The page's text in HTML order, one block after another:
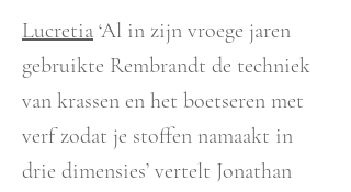
Lucretia ‘Al in zijn vroege jaren
gebruikte Rembrandt de techniek
van krassen en het boetseren met
verf zodat je stoffen namaakt in
drie dimensies’ vertelt Jonathan